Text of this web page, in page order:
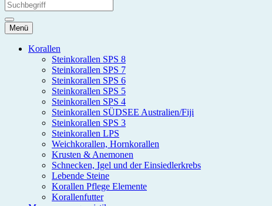
Menü
Korallen
Steinkorallen SPS 8
Steinkorallen SPS 7
Steinkorallen SPS 6
Steinkorallen SPS 5
Steinkorallen SPS 4
Steinkorallen SÜDSEE Australien/Fiji
Steinkorallen SPS 3
Steinkorallen LPS
Weichkorallen, Hornkorallen
Krusten & Anemonen
Schnecken, Igel und der Einsiedlerkrebs
Lebende Steine
Korallen Pflege Elemente
Korallenfutter